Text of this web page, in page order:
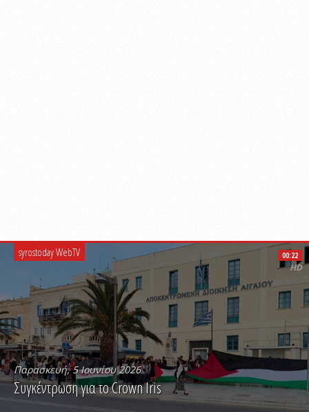
syrostoday WebTV
Παρασκευή, 5 Ιουνίου 2026
Συγκέντρωση για το Crown Iris
PLAY VIDEO
00:22
HD